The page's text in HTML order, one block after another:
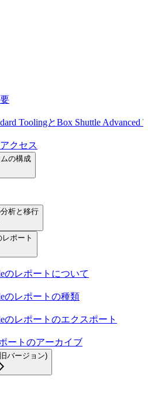
ToolingとBox Shuttle Advanced
クセス
の構成
析と移行
ポート
のレポートについて
のレポートの種類
のレポートのエクスポート
ートのアーカイブ
バージョン)